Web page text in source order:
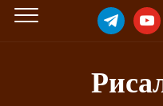
TELEGRAM